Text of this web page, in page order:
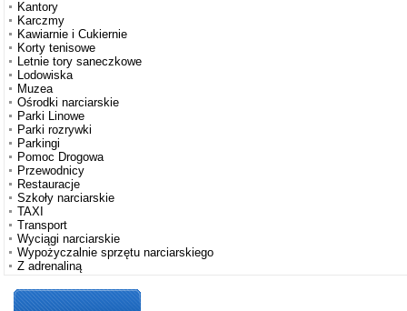
Kantory
Karczmy
Kawiarnie i Cukiernie
Korty tenisowe
Letnie tory saneczkowe
Lodowiska
Muzea
Ośrodki narciarskie
Parki Linowe
Parki rozrywki
Parkingi
Pomoc Drogowa
Przewodnicy
Restauracje
Szkoły narciarskie
TAXI
Transport
Wyciągi narciarskie
Wypożyczalnie sprzętu narciarskiego
Z adrenaliną